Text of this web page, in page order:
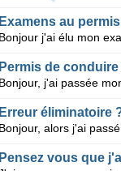
Examens au
Permis de conduire
Erreur éliminatoire
Pensez vous que